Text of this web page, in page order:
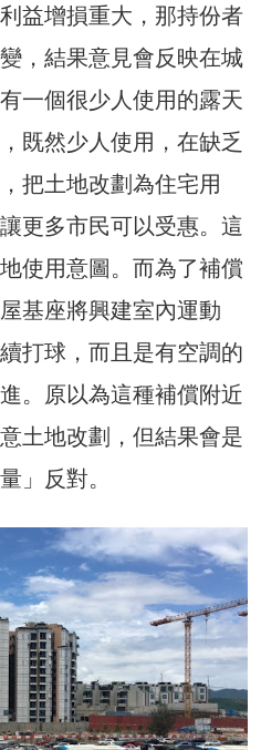
益增損重大，那持份者
，結果意見會反映在城
一個很少人使用的露天
既然少人使用，在缺乏
把土地改劃為住宅用
更多市民可以受惠。這
使用意圖。而為了補償
基座將興建室內運動
打球，而且是有空調的
。原以為這種補償附近
土地改劃，但結果會是
」反對。